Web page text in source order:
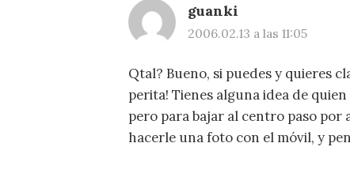
guanki
2006.02.13 a las 11:05
Qtal? Bueno, si puedes y quieres
perita! Tienes alguna idea de
pero para bajar al centro paso por
hacerle una foto con el móvil, y